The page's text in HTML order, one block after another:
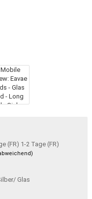
1-2 Tage (FR)
Glas